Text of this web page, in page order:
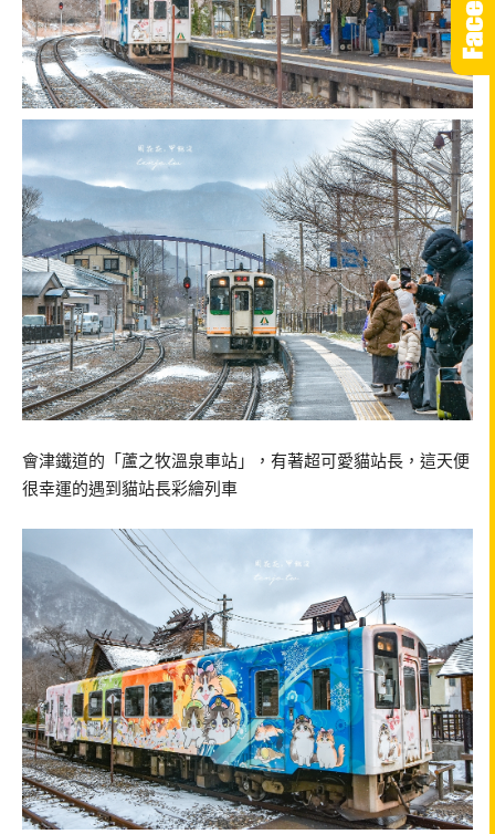
會津鐵道的「蘆之牧溫泉車站」，有著超可愛貓站長，這天便
很幸運的遇到貓站長彩繪列車